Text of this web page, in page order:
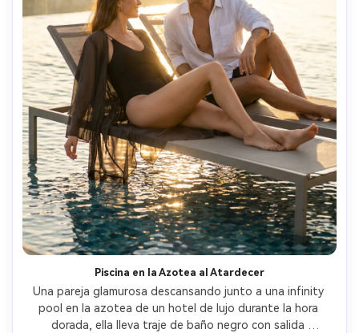
Piscina en la Azotea al Atardecer
Una pareja glamurosa descansando junto a una infinity
pool en la azotea de un hotel de lujo durante la hora
dorada, ella lleva traje de baño negro con salida